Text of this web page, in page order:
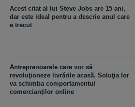
Acest citat al lui Steve Jobs are 15 ani,
dar este ideal pentru a descrie anul care
a trecut
Antreprenoarele care vor să
revoluţioneze livrările acasă. Soluţia lor
va schimba comportamentul
comercianţilor online